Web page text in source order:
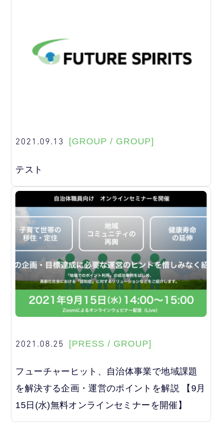
2021.09.13 [GROUP / GROUP]
テスト
2021.08.25 [PRESS / GROUP]
フューチャーヒット、自治体事業で地域課題
を解決する企画・運営のポイントを解説 【9月
15日(水)無料オンラインセミナーを開催】